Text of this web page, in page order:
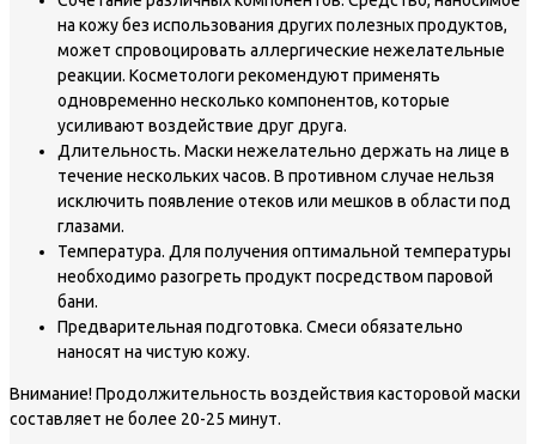
на кожу без использования других полезных продуктов,
может спровоцировать аллергические нежелательные
реакции. Косметологи рекомендуют применять
одновременно несколько компонентов, которые
усиливают воздействие друг друга.
Длительность. Маски нежелательно держать на лице в
течение нескольких часов. В противном случае нельзя
исключить появление отеков или мешков в области под
глазами.
Температура. Для получения оптимальной температуры
необходимо разогреть продукт посредством паровой
бани.
Предварительная подготовка. Смеси обязательно
наносят на чистую кожу.
Внимание!Продолжительность воздействия касторовой маски
составляет не более 20-25 минут.